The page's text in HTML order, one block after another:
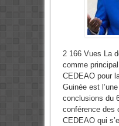
2 166 Vues La
comme
CEDEAO pour
Guinée est
conclusions du
conférence des
CEDEAO qui